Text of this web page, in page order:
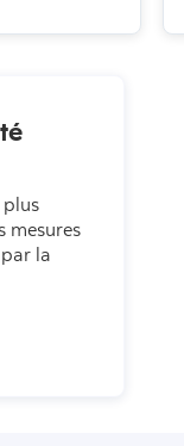
mesures
la